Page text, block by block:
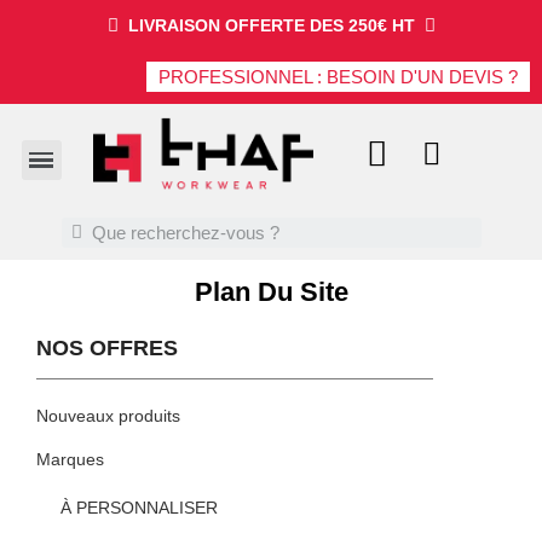
LIVRAISON OFFERTE DES 250€ HT
PROFESSIONNEL : BESOIN D'UN DEVIS ?
Plan Du Site
NOS OFFRES
Nouveaux produits
Marques
À PERSONNALISER